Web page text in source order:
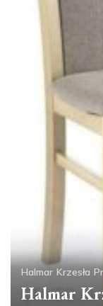
Halmar Krzesła
Halmar